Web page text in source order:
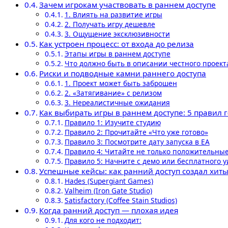
Зачем игрокам участвовать в раннем доступе
1. Влиять на развитие игры
2. Получать игру дешевле
3. Ощущение эксклюзивности
Как устроен процесс: от входа до релиза
Этапы игры в раннем доступе
Что должно быть в описании честного
Риски и подводные камни раннего доступа
1. Проект может быть заброшен
2. «Затягивание» с релизом
3. Нереалистичные ожидания
Как выбирать игры в раннем доступе: 5 правил
Правило 1: Изучите студию
Правило 2: Прочитайте «Что уже готово»
Правило 3: Посмотрите дату запуска в EA
Правило 4: Читайте не только
Правило 5: Начните с демо или бесплатного
Успешные кейсы: как ранний доступ создал хиты
Hades (Supergiant Games)
Valheim (Iron Gate Studio)
Satisfactory (Coffee Stain Studios)
Когда ранний доступ — плохая идея
Для кого не подходит: